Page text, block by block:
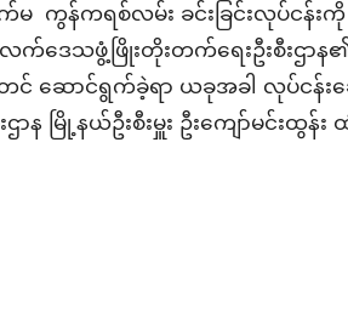
ကရစ်လမ်း ခင်းခြင်းလုပ်ငန်းကို
က်ဒေသဖွံ့ဖြိုးတိုးတက်ရေးဦးစီးဌာန၏
င် ဆောင်ရွက်ခဲ့ရာ ယခုအခါ လုပ်ငန်း
မြို့နယ်ဦးစီးမှူး ဦးကျော်မင်းထွန်း